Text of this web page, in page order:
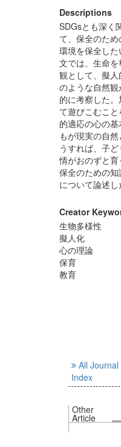
Descriptions
SDGsとも深く
て、保全のた
環境を保全し
文では、生命
観として、擬
のような自然
的に考察した
て遊びこむこ
的適応の心の
もが現実の自
うすれば、子
情がおのずと
保全のための
について論述し
Creator
生物多様性
擬人化
心の理論
保育
教育
All Journal
Index
Other
Article